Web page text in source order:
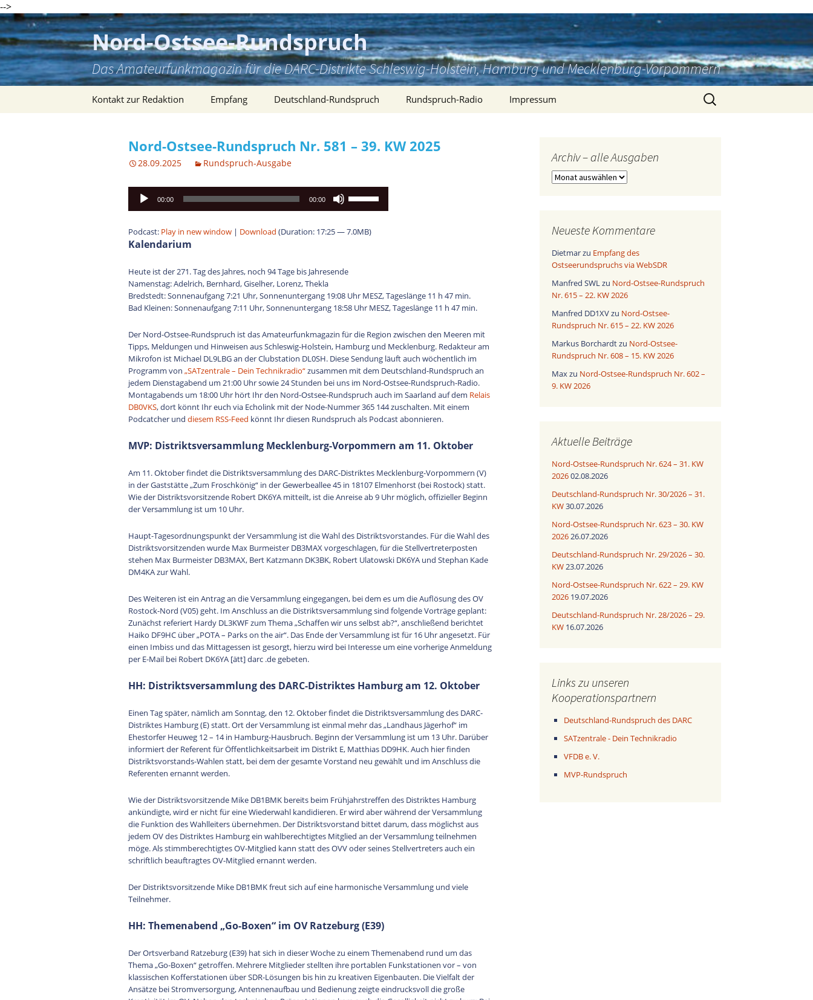
-->
Zum
Inhalt
springen
Nord-Ostsee-Rundspruch
Das Amateurfunkmagazin für die DARC-Distrikte Schleswig-Holstein, Hamburg und Mecklenburg-Vorpommern
Kontakt zur Redaktion Empfang Deutschland-Rundspruch Rundspruch-Radio Impressum
Suchen
nach:
Nord-Ostsee-Rundspruch Nr. 581 – 39. KW 2025
28.09.2025 Rundspruch-Ausgabe
Audio-
Player
00:00 00:00
um
zu
Podcast: Play in new window | Download (Duration: 17:25 — 7.0MB)
Kalendarium
Heute ist der 271. Tag des Jahres, noch 94 Tage bis Jahresende
Namenstag: Adelrich, Bernhard, Giselher, Lorenz, Thekla
Bredstedt: Sonnenaufgang 7:21 Uhr, Sonnenuntergang 19:08 Uhr MESZ, Tageslänge 11 h 47 min.
Bad Kleinen: Sonnenaufgang 7:11 Uhr, Sonnenuntergang 18:58 Uhr MESZ, Tageslänge 11 h 47 min.
Der Nord-Ostsee-Rundspruch ist das Amateurfunkmagazin für die Region zwischen den Meeren mit
Tipps, Meldungen und Hinweisen aus Schleswig-Holstein, Hamburg und Mecklenburg. Redakteur am
Mikrofon ist Michael DL9LBG an der Clubstation DL0SH. Diese Sendung läuft auch wöchentlich im
Programm von „SATzentrale – Dein Technikradio“zusammen mit dem Deutschland-Rundspruch an
jedem Dienstagabend um 21:00 Uhr sowie 24 Stunden bei uns im Nord-Ostsee-Rundspruch-Radio.
Montagabends um 18:00 Uhr hört Ihr den Nord-Ostsee-Rundspruch auch im Saarland auf dem Relais
DB0VKS, dort könnt Ihr euch via Echolink mit der Node-Nummer 365 144 zuschalten. Mit einem
Podcatcher und diesem RSS-Feed könnt Ihr diesen Rundspruch als Podcast abonnieren.
MVP: Distriktsversammlung Mecklenburg-Vorpommern am 11. Oktober
Am 11. Oktober findet die Distriktsversammlung des DARC-Distriktes Mecklenburg-Vorpommern (V)
in der Gaststätte „Zum Froschkönig“ in der Gewerbeallee 45 in 18107 Elmenhorst (bei Rostock) statt.
Wie der Distriktsvorsitzende Robert DK6YA mitteilt, ist die Anreise ab 9 Uhr möglich, offizieller Beginn
der Versammlung ist um 10 Uhr.
Haupt-Tagesordnungspunkt der Versammlung ist die Wahl des Distriktsvorstandes. Für die Wahl des
Distriktsvorsitzenden wurde Max Burmeister DB3MAX vorgeschlagen, für die Stellvertreterposten
stehen Max Burmeister DB3MAX, Bert Katzmann DK3BK, Robert Ulatowski DK6YA und Stephan Kade
DM4KA zur Wahl.
Des Weiteren ist ein Antrag an die Versammlung eingegangen, bei dem es um die Auflösung des OV
Rostock-Nord (V05) geht. Im Anschluss an die Distriktsversammlung sind folgende Vorträge geplant:
Zunächst referiert Hardy DL3KWF zum Thema „Schaffen wir uns selbst ab?“, anschließend berichtet
Haiko DF9HC über „POTA – Parks on the air“. Das Ende der Versammlung ist für 16 Uhr angesetzt. Für
einen Imbiss und das Mittagessen ist gesorgt, hierzu wird bei Interesse um eine vorherige Anmeldung
per E-Mail bei Robert DK6YA [ätt] darc .de gebeten.
HH: Distriktsversammlung des DARC-Distriktes Hamburg am 12. Oktober
Einen Tag später, nämlich am Sonntag, den 12. Oktober findet die Distriktsversammlung des DARC-
Distriktes Hamburg (E) statt. Ort der Versammlung ist einmal mehr das „Landhaus Jägerhof“ im
Ehestorfer Heuweg 12 – 14 in Hamburg-Hausbruch. Beginn der Versammlung ist um 13 Uhr. Darüber
informiert der Referent für Öffentlichkeitsarbeit im Distrikt E, Matthias DD9HK. Auch hier finden
Distriktsvorstands-Wahlen statt, bei dem der gesamte Vorstand neu gewählt und im Anschluss die
Referenten ernannt werden.
Wie der Distriktsvorsitzende Mike DB1BMK bereits beim Frühjahrstreffen des Distriktes Hamburg
ankündigte, wird er nicht für eine Wiederwahl kandidieren. Er wird aber während der Versammlung
die Funktion des Wahlleiters übernehmen. Der Distriktsvorstand bittet darum, dass möglichst aus
jedem OV des Distriktes Hamburg ein wahlberechtigtes Mitglied an der Versammlung teilnehmen
möge. Als stimmberechtigtes OV-Mitglied kann statt des OVV oder seines Stellvertreters auch ein
schriftlich beauftragtes OV-Mitglied ernannt werden.
Der Distriktsvorsitzende Mike DB1BMK freut sich auf eine harmonische Versammlung und viele
Teilnehmer.
HH: Themenabend „Go-Boxen“ im OV Ratzeburg (E39)
Der Ortsverband Ratzeburg (E39) hat sich in dieser Woche zu einem Themenabend rund um das
Thema „Go-Boxen“ getroffen. Mehrere Mitglieder stellten ihre portablen Funkstationen vor – von
klassischen Kofferstationen über SDR-Lösungen bis hin zu kreativen Eigenbauten. Die Vielfalt der
Ansätze bei Stromversorgung, Antennenaufbau und Bedienung zeigte eindrucksvoll die große
Archiv – alle Ausgaben
Archiv
–
Neueste Kommentare
Dietmarzu Empfang des
Ostseerundspruchs via WebSDR
Manfred SWLzu Nord-Ostsee-Rundspruch
Nr. 615 – 22. KW 2026
Manfred DD1XVzu Nord-Ostsee-
Rundspruch Nr. 615 – 22. KW 2026
Markus Borchardtzu Nord-Ostsee-
Rundspruch Nr. 608 – 15. KW 2026
Maxzu Nord-Ostsee-Rundspruch Nr. 602 –
9. KW 2026
Aktuelle Beiträge
Nord-Ostsee-Rundspruch Nr. 624 – 31. KW
202602.08.2026
Deutschland-Rundspruch Nr. 30/2026 – 31.
KW30.07.2026
Nord-Ostsee-Rundspruch Nr. 623 – 30. KW
202626.07.2026
Deutschland-Rundspruch Nr. 29/2026 – 30.
KW23.07.2026
Nord-Ostsee-Rundspruch Nr. 622 – 29. KW
2026 19.07.2026
Deutschland-Rundspruch Nr. 28/2026 – 29.
KW 16.07.2026
Links zu unseren
Kooperationspartnern
Deutschland-Rundspruch des DARC
SATzentrale - Dein Technikradio
VFDB e. V.
MVP-Rundspruch